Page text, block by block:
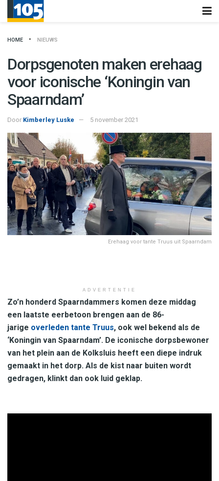
HOME NIEUWS
Dorpsgenoten maken erehaag
voor iconische ‘Koningin van
Spaarndam’
Door Kimberley Luske 5 november 2021
Erehaag voor tante Truus uit Spaarndam
ADVERTENTIE
Zo’n honderd Spaarndammers komen deze middag
een laatste eerbetoon brengen aan de 86-
jarige overleden tante Truus, ook wel bekend als de
‘Koningin van Spaarndam’. De iconische dorpsbewoner
van het plein aan de Kolksluis heeft een diepe indruk
gemaakt in het dorp. Als de kist naar buiten wordt
gedragen, klinkt dan ook luid geklap.